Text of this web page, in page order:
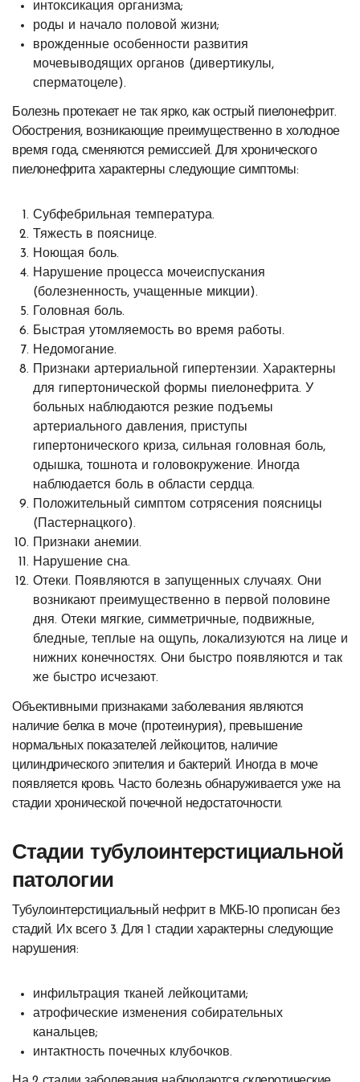
интоксикация организма;
роды и начало половой жизни;
врожденные особенности развития
мочевыводящих органов (дивертикулы,
сперматоцеле).
Болезнь протекает не так ярко, как острый пиелонефрит.
Обострения, возникающие преимущественно в холодное
время года, сменяются ремиссией. Для хронического
пиелонефрита характерны следующие симптомы:
Субфебрильная температура.
Тяжесть в пояснице.
Ноющая боль.
Нарушение процесса мочеиспускания
(болезненность, учащенные микции).
Головная боль.
Быстрая утомляемость во время работы.
Недомогание.
Признаки артериальной гипертензии. Характерны
для гипертонической формы пиелонефрита. У
больных наблюдаются резкие подъемы
артериального давления, приступы
гипертонического криза, сильная головная боль,
одышка, тошнота и головокружение. Иногда
наблюдается боль в области сердца.
Положительный симптом сотрясения поясницы
(Пастернацкого).
Признаки анемии.
Нарушение сна.
Отеки. Появляются в запущенных случаях. Они
возникают преимущественно в первой половине
дня. Отеки мягкие, симметричные, подвижные,
бледные, теплые на ощупь, локализуются на лице и
нижних конечностях. Они быстро появляются и так
же быстро исчезают.
Объективными признаками заболевания являются
наличие белка в моче (протеинурия), превышение
нормальных показателей лейкоцитов, наличие
цилиндрического эпителия и бактерий. Иногда в моче
появляется кровь. Часто болезнь обнаруживается уже на
стадии хронической почечной недостаточности.
Стадии тубулоинтерстициальной
патологии
Тубулоинтерстициальный нефрит в МКБ-10 прописан без
стадий. Их всего 3. Для 1 стадии характерны следующие
нарушения:
инфильтрация тканей лейкоцитами;
атрофические изменения собирательных
канальцев;
интактность почечных клубочков.